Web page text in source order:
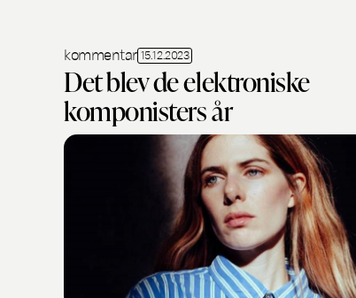
kommentar 15.12.2023
Det blev de elektroniske
komponisters år